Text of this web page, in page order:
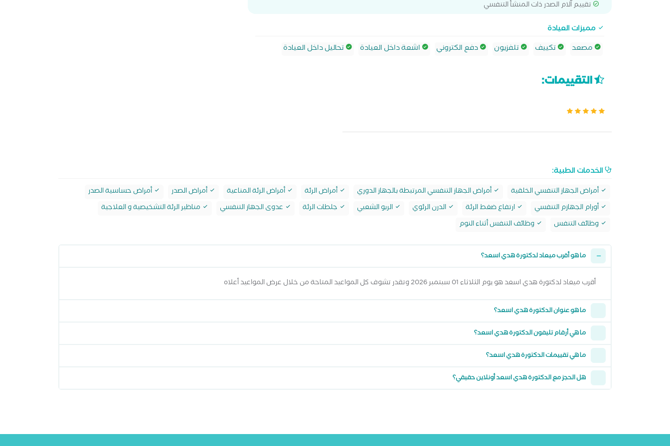
تقييم آلام الصدر ذات المنشأ التنفسي
مميزات العيادة
مصعد
تكييف تلفزيون دفع الكتروني اشعة داخل العيادة تحاليل داخل العيادة
التقييمات:
الخدمات الطبية:
أمراض الجهاز التنفسي الخلقية أمراض الجهاز التنفسي المرتبطة بالجهاز الدوري أمراض الرئة أمراض الرئة المناعية أمراض الصدر
أمراض حساسية الصدر
أورام الجهازم التنفسي
ارتفاع ضغط الرئة الدرن الرئوي الربو الشعبي جلطات الرئة عدوى الجهاز التنفسي
مناظير الرئة التشخيصية و العلاجية
وظائف التنفس
وظائف التنفس أثناء النوم
ما هو أقرب ميعاد لدكتورة هدي اسعد؟
أقرب ميعاد لدكتورة هدي اسعد هو يوم الثلاثاء 01 سبتمبر 2026 وتقدر تشوف كل المواعيد المتاحة من خلال عرض المواعيد أعلاه
ما هو عنوان الدكتورة هدي اسعد؟
ما هي أرقام تليفون الدكتورة هدي اسعد؟
ما هي تقييمات الدكتورة هدي اسعد؟
هل الحجز مع الدكتورة هدي اسعد أونلاين حقيقي؟